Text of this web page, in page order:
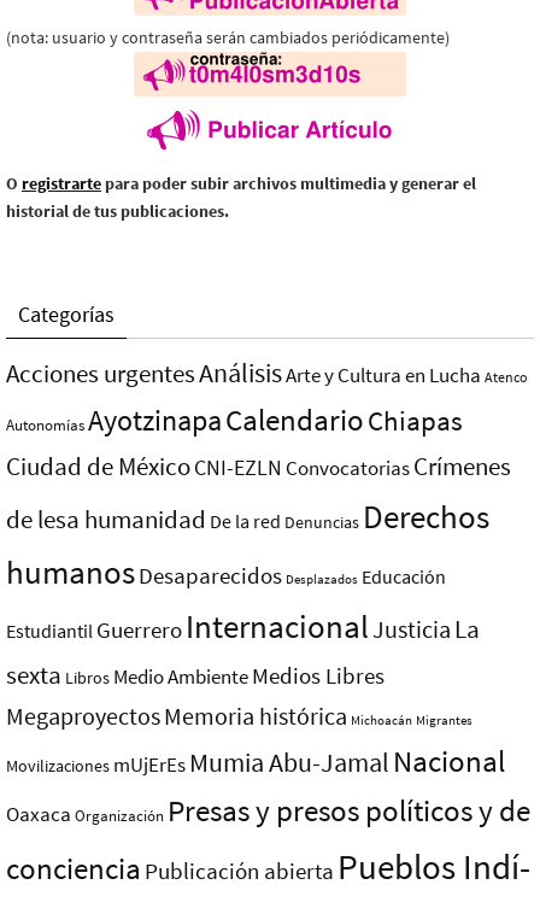
(nota: usuario y contraseña serán cambiados periódicamente)
O registrarte para poder subir archivos multimedia y generar el
historial de tus publicaciones.
Categorías
Acciones urgentesAnálisisArte y Cultura en Lucha Atenco
AutonomíasAyotzinapaCalendarioChiapas
Ciudad de MéxicoCNI-EZLN ConvocatoriasCrímenes
de lesa humanidad De la red Denuncias Derechos
humanosDesaparecidos Desplazados Educación
Estudiantil Guerrero InternacionalJusticia La
sexta Libros Medio AmbienteMedios Libres
MegaproyectosMemoria histórica Michoacán Migrantes
Movilizaciones mUjErEs Mumia Abu-Jamal Nacional
Oaxaca Organización Presas y presos polí­ticos y de
conciencia Publicación abierta Pueblos Indí­